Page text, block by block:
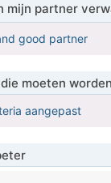
mijn partner
good partner
moeten
aangepast